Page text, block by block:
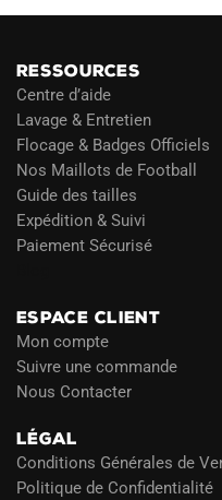
RESSOURCES
Centre d’aide
Lavage & Entretien
Flocage & Badges Officiels
Nos Maillots de Football
Guide des tailles
Expédition & Suivi
Paiement Sécurisé
ESPACE CLIENT
Mon compte
Suivre une commande
Nous Contacter
LÉGAL
Conditions Générales de
Politique de Confidentialité